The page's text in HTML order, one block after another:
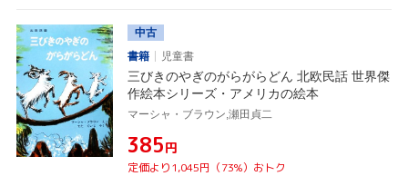
中古
書籍
児童書
三びきのやぎのがらがらどん 北欧民話 世界傑
作絵本シリーズ・アメリカの絵本
マーシャ・ブラウン,瀬田貞二
¥385円
定価より1,045円（73%）おトク